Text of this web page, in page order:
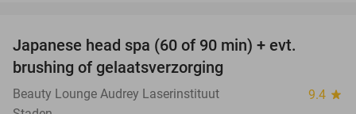
Japanese head spa (60 of 90 min) + evt.
brushing of gelaatsverzorging
Beauty Lounge Audrey Laserinstituut 9.4 star